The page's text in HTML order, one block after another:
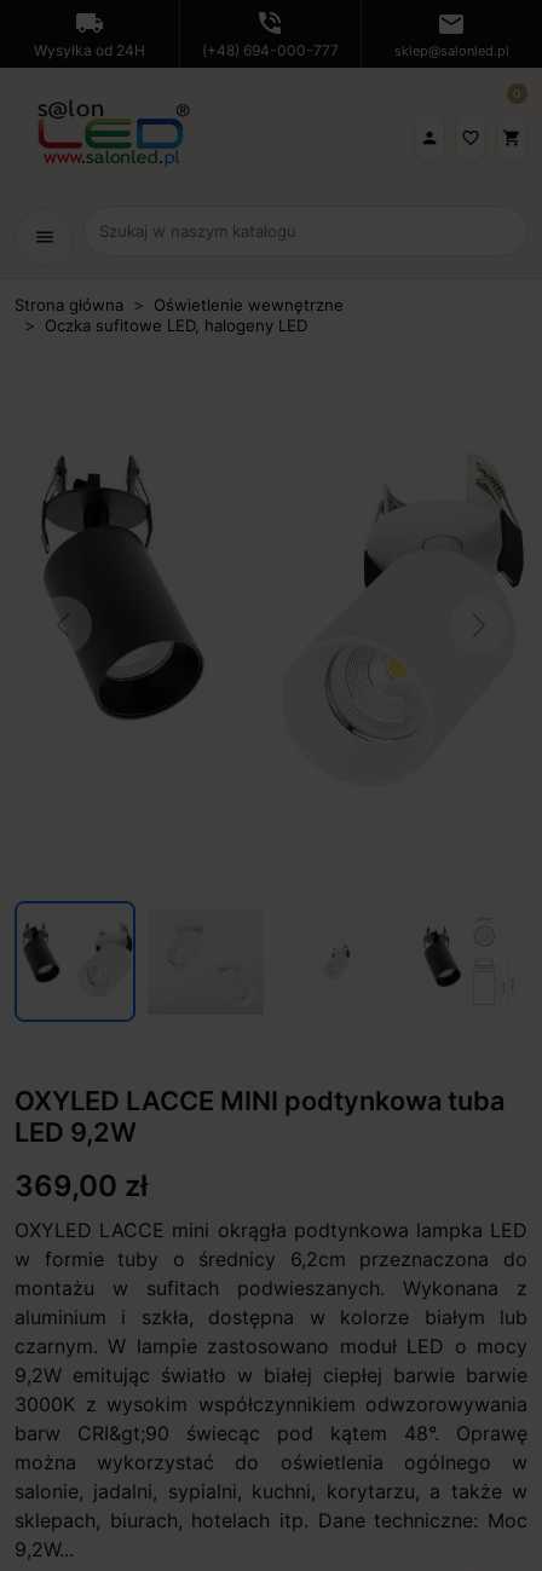
local_shipping
Wysyłka od 24H
phone_in_talk
(+48) 694-000-777
mail
sklep@salonled.pl
 favorite_border shopping_cart
0
menu
Strona główna
Oświetlenie wewnętrzne
Oczka sufitowe LED, halogeny LED
Previous
OXYLED LACCE MINI podtynkowa tuba
LED 9,2W
369,00 zł
OXYLED LACCE mini okrągła podtynkowa lampka LED
w formie tuby o średnicy 6,2cm przeznaczona do
montażu w sufitach podwieszanych. Wykonana z
aluminium i szkła, dostępna w kolorze białym lub
czarnym. W lampie zastosowano moduł LED o mocy
9,2W emitując światło w białej ciepłej barwie barwie
3000K z wysokim współczynnikiem odwzorowywania
barw CRI&gt;90 świecąc pod kątem 48°. Oprawę
można wykorzystać do oświetlenia ogólnego w
salonie, jadalni, sypialni, kuchni, korytarzu, a także w
sklepach, biurach, hotelach itp. Dane techniczne: Moc
9,2W...